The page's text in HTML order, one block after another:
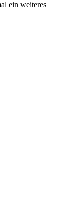
ein weiteres